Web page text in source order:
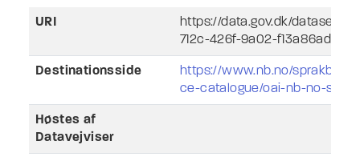
URI
https://data.gov.dk/dataset/
712c-426f-9a02-
Destinationsside
https://www.nb.no/
ce-catalogue/oai-nb-no-sbr-
Høstes af
Datavejviser